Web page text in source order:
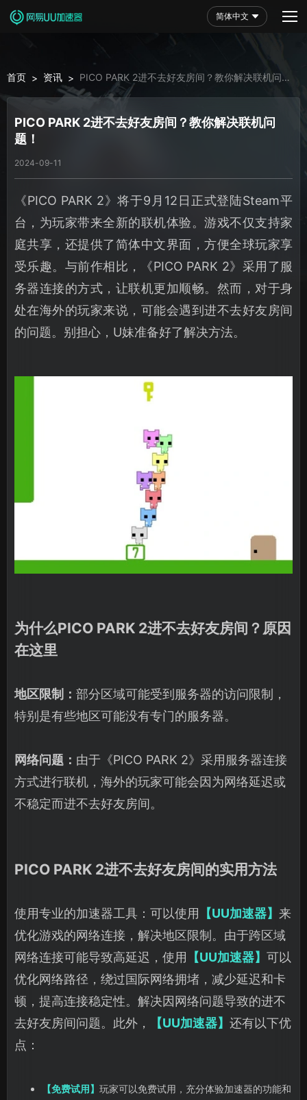
简体中文
首页 > 资讯 > PICO PARK 2进不去好友房间？教你解决联机问
题！
PICO PARK 2进不去好友房间？教你解决联机问
题！
2024-09-11
《PICO PARK 2》将于9月12日正式登陆Steam平
台，为玩家带来全新的联机体验。游戏不仅支持家
庭共享，还提供了简体中文界面，方便全球玩家享
受乐趣。与前作相比，《PICO PARK 2》采用了服
务器连接的方式，让联机更加顺畅。然而，对于身
处在海外的玩家来说，可能会遇到进不去好友房间
的问题。别担心，U妹准备好了解决方法。
为什么PICO PARK 2进不去好友房间？原因
在这里
地区限制： 部分区域可能受到服务器的访问限制，
特别是有些地区可能没有专门的服务器。
网络问题： 由于《PICO PARK 2》采用服务器连接
方式进行联机，海外的玩家可能会因为网络延迟或
不稳定而进不去好友房间。
PICO PARK 2进不去好友房间的实用方法
使用专业的加速器工具：可以使用 【UU加速器】 来
优化游戏的网络连接，解决地区限制。由于跨区域
网络连接可能导致高延迟，使用 【UU加速器】 可以
优化网络路径，绕过国际网络拥堵，减少延迟和卡
顿，提高连接稳定性。解决因网络问题导致的进不
去好友房间问题。此外，
【UU加速器】 还有以下优
点：
【免费试用】 玩家可以免费试用，充分体验加速器的功能和